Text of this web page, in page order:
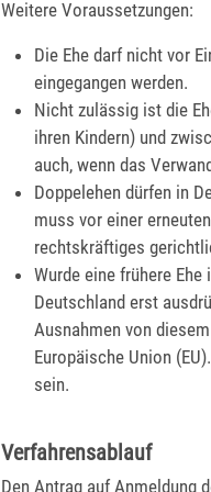
Weitere Voraussetzungen:
Die Ehe darf nicht vor
eingegangen werden.
Nicht zulässig ist die
ihren Kindern) und
auch, wenn das
Doppelehen dürfen in
muss vor einer
rechtskräftiges
Wurde eine frühere
Deutschland erst
Ausnahmen von
Europäische Union
sein.
Verfahrensablauf
Den Antrag auf Anmeldung